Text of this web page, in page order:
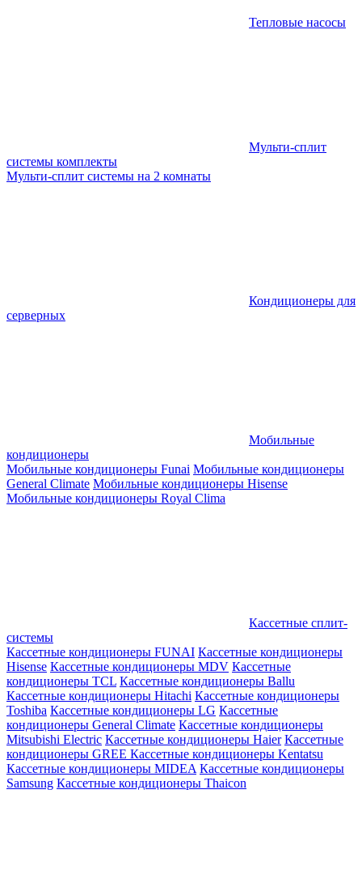
Тепловые насосы
Мульти-сплит
системы комплекты
Мульти-сплит системы на 2 комнаты
Кондиционеры для
серверных
Мобильные
кондиционеры
Мобильные кондиционеры Funai Мобильные кондиционеры
General Climate Мобильные кондиционеры Hisense
Мобильные кондиционеры Royal Clima
Кассетные сплит-
системы
Кассетные кондиционеры FUNAI Кассетные кондиционеры
Hisense Кассетные кондиционеры MDV Кассетные
кондиционеры TCL Кассетные кондиционеры Ballu
Кассетные кондиционеры Hitachi Кассетные кондиционеры
Toshiba Кассетные кондиционеры LG Кассетные
кондиционеры General Climate Кассетные кондиционеры
Mitsubishi Electric Кассетные кондиционеры Haier Кассетные
кондиционеры GREE Кассетные кондиционеры Kentatsu
Кассетные кондиционеры MIDEA Кассетные кондиционеры
Samsung Кассетные кондиционеры Thaicon